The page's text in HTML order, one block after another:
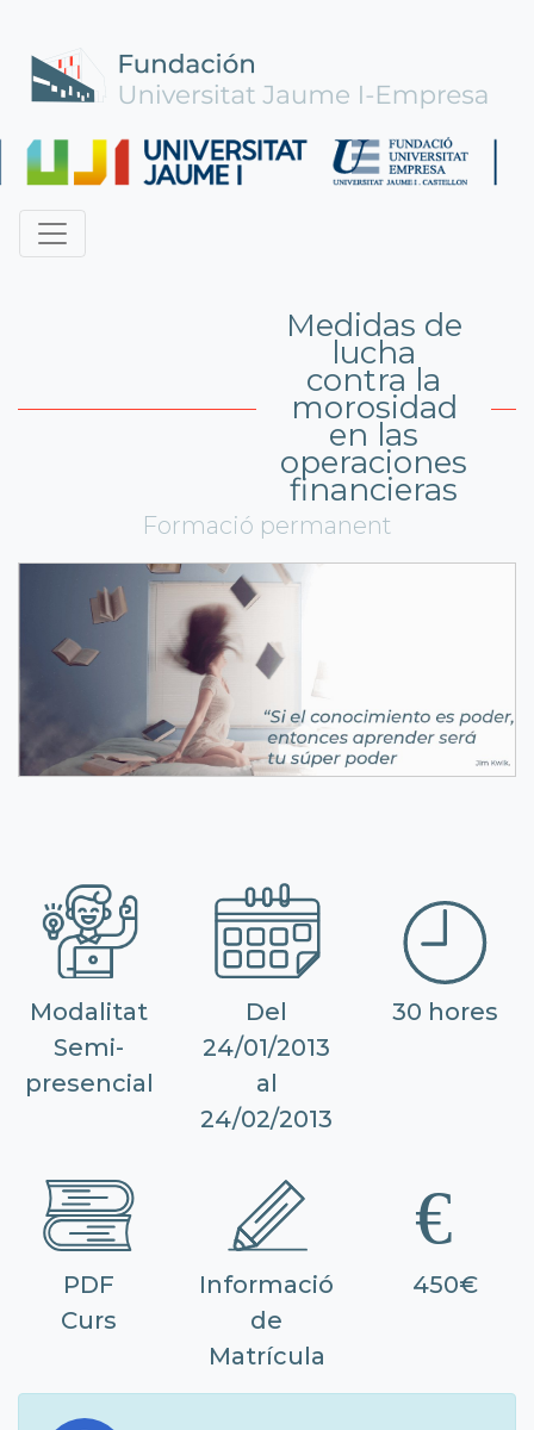
Medidas de
lucha
contra la
morosidad
en las
operaciones
financieras
Formació permanent
Modalitat
Semi-
presencial
Del
24/01/2013
al
24/02/2013
30 hores
PDF
Curs
Informació
de
Matrícula
450€